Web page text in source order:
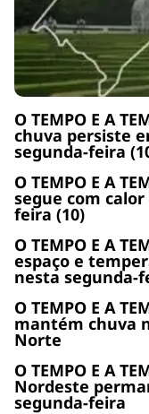
O TEMPO E A
chuva persiste
segunda-feira
O TEMPO E A
segue com
feira (10)
O TEMPO E A
espaço e
nesta segunda-
O TEMPO E A
mantém chuva
Norte
O TEMPO E A
Nordeste
segunda-feira